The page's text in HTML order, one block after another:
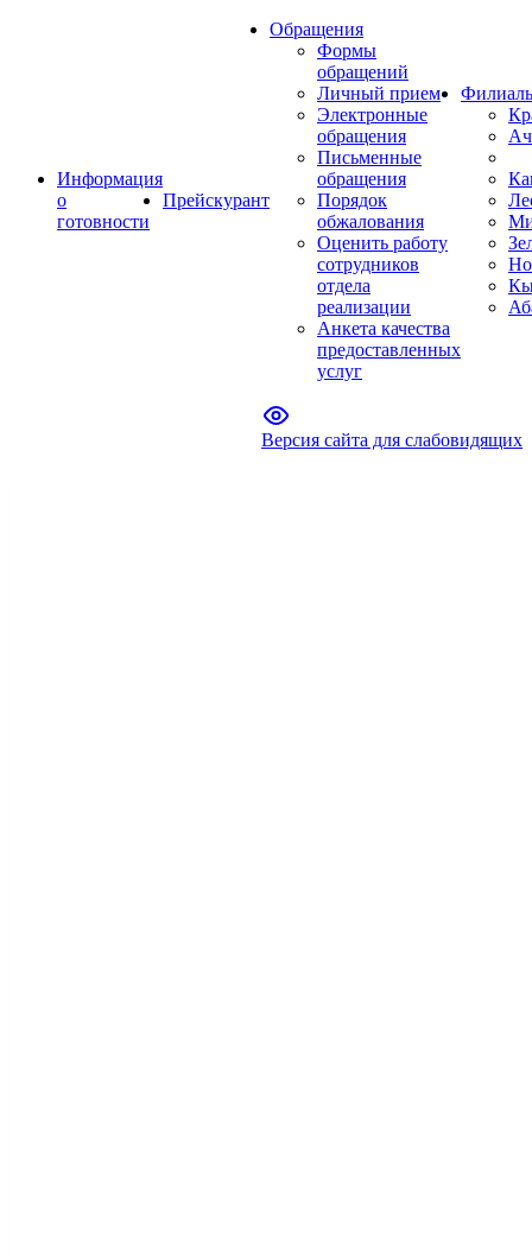
Информация
о
готовности
Прейскурант
Обращения
Формы
обращений
Личный прием
Электронные
обращения
Письменные
обращения
Порядок
обжалования
Оценить работу
сотрудников
отдела
реализации
Анкета качества
предоставленных
услуг
Версия сайта для слабовидящих